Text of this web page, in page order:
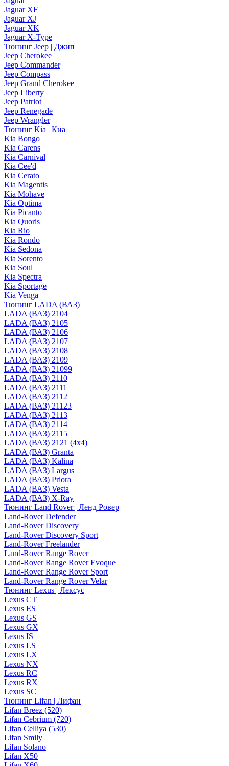
Jaguar XF
Jaguar XJ
Jaguar XK
Jaguar X-Type
Тюнинг Jeep | Джип
Jeep Cherokee
Jeep Commander
Jeep Compass
Jeep Grand Cherokee
Jeep Liberty
Jeep Patriot
Jeep Renegade
Jeep Wrangler
Тюнинг Kia | Киа
Kia Bongo
Kia Carens
Kia Carnival
Kia Cee'd
Kia Cerato
Kia Magentis
Kia Mohave
Kia Optima
Kia Picanto
Kia Quoris
Kia Rio
Kia Rondo
Kia Sedona
Kia Sorento
Kia Soul
Kia Spectra
Kia Sportage
Kia Venga
Тюнинг LADA (ВАЗ)
LADA (ВАЗ) 2104
LADA (ВАЗ) 2105
LADA (ВАЗ) 2106
LADA (ВАЗ) 2107
LADA (ВАЗ) 2108
LADA (ВАЗ) 2109
LADA (ВАЗ) 21099
LADA (ВАЗ) 2110
LADA (ВАЗ) 2111
LADA (ВАЗ) 2112
LADA (ВАЗ) 21123
LADA (ВАЗ) 2113
LADA (ВАЗ) 2114
LADA (ВАЗ) 2115
LADA (ВАЗ) 2121 (4x4)
LADA (ВАЗ) Granta
LADA (ВАЗ) Kalina
LADA (ВАЗ) Largus
LADA (ВАЗ) Priora
LADA (ВАЗ) Vesta
LADA (ВАЗ) X-Ray
Тюнинг Land Rover | Ленд Ровер
Land-Rover Defender
Land-Rover Discovery
Land-Rover Discovery Sport
Land-Rover Freelander
Land-Rover Range Rover
Land-Rover Range Rover Evoque
Land-Rover Range Rover Sport
Land-Rover Range Rover Velar
Тюнинг Lexus | Лексус
Lexus CT
Lexus ES
Lexus GS
Lexus GX
Lexus IS
Lexus LS
Lexus LX
Lexus NX
Lexus RC
Lexus RX
Lexus SC
Тюнинг Lifan | Лифан
Lifan Breez (520)
Lifan Cebrium (720)
Lifan Celliya (530)
Lifan Smily
Lifan Solano
Lifan X50